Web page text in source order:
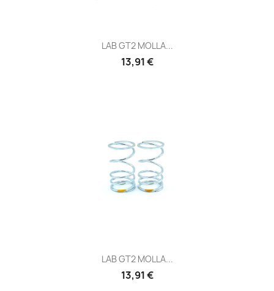
LAB GT2 MOLLA...
Prezzo
13,91 €
LAB GT2 MOLLA...
Prezzo
13,91 €